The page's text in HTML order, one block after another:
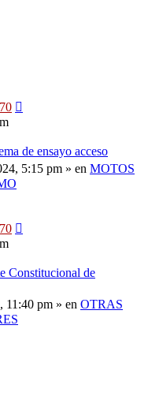
de ensayo acceso
5:15 pm » en MOTOS
Constitucional de
11:40 pm » en OTRAS